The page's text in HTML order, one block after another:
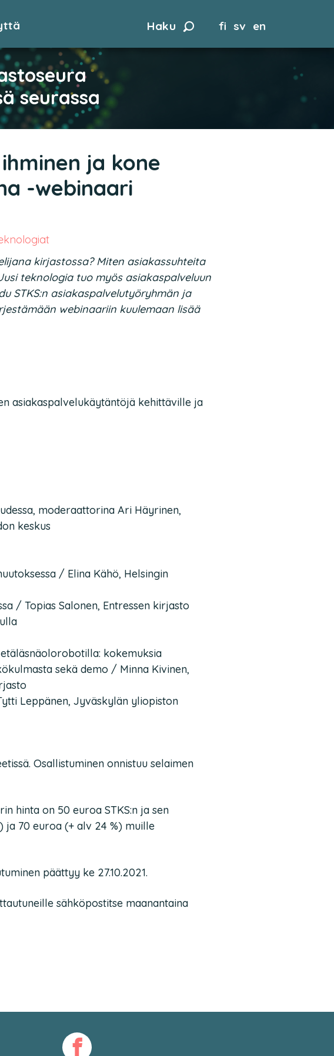
Haku fi sv en
seurassa
ja kone
-webinaari
kirjastossa? Miten asiakassuhteita
teknologia tuo myös asiakaspalveluun
STKS:n asiakaspalvelutyöryhmän ja
webinaariin kuulemaan lisää
asiakaspalvelukäytäntöjä kehittäville ja
moderaattorina Ari Häyrinen,
keskus
/ Elina Kähö, Helsingin
/ Topias Salonen, Entressen kirjasto
kokemuksia
sekä demo / Minna Kivinen,
Leppänen, Jyväskylän yliopiston
Osallistuminen onnistuu selaimen
hinta on 50 euroa STKS:n ja sen
ja 70 euroa (+ alv 24 %) muille
päättyy ke 27.10.2021.
sähköpostitse maanantaina